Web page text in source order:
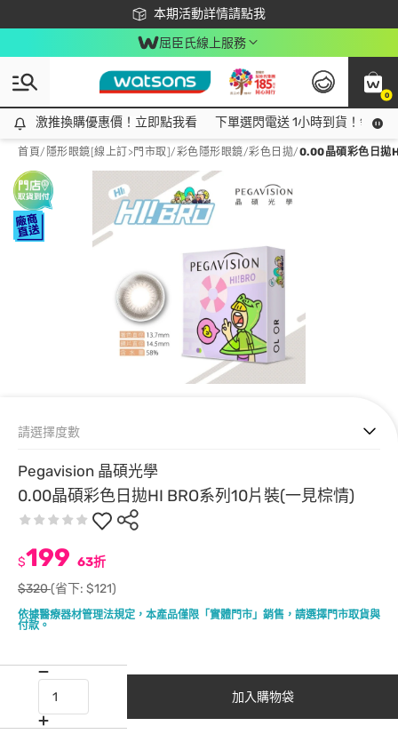
本期活動詳情請點我
下載app最高回饋$350
屈臣氏線上服務
0
激推換購優惠價！立即點我看
激推換購優惠價！立即點我看 下單選閃電送 1小時到貨！領神
首頁/ 隱形眼鏡[線上訂>門市取]/彩色隱形眼鏡/彩色日拋/0.00晶碩彩色日拋
Pegavision 晶碩光學
0.00晶碩彩色日拋HI BRO系列10片裝(一見棕情)
依據醫療器材管理法規定，本產品僅限「實體門市」銷售，請選擇門市取貨與
付款。
$199 63折
$320(省下: $121)
請選擇度數
加入購物袋